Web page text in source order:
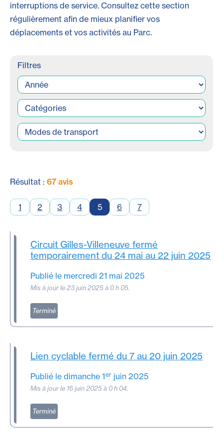
interruptions de service. Consultez cette section
régulièrement afin de mieux planifier vos
déplacements et vos activités au Parc.
Filtres
Résultat : 67 avis
1 2 3 4 5 6 7
Circuit Gilles-Villeneuve fermé
temporairement du 24 mai au 22 juin 2025
Publié le mercredi 21 mai 2025
Mis à jour le 23 juin 2025 à 0 h 05.
Terminé
Lien cyclable fermé du 7 au 20 juin 2025
Publié le dimanche 1er juin 2025
Mis à jour le 16 juin 2025 à 0 h 04.
Terminé